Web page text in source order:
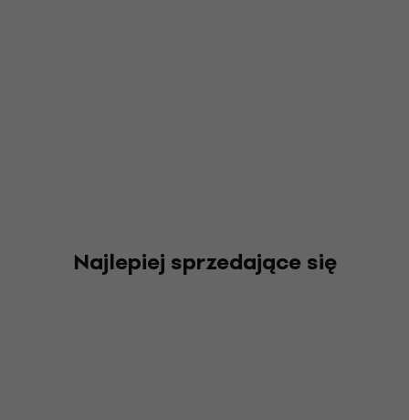
Najlepiej sprzedające się